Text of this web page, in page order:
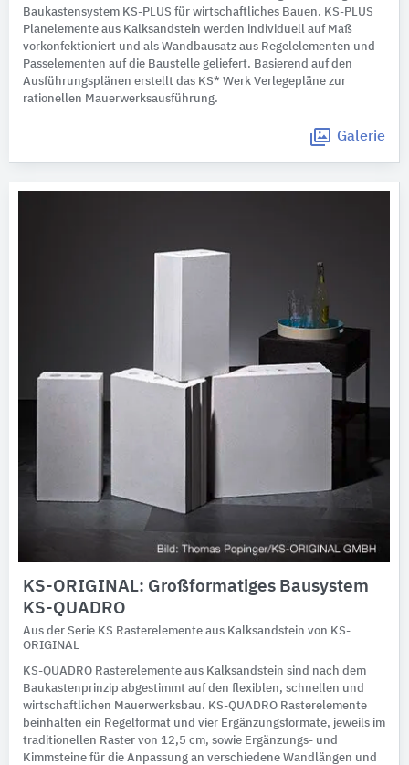
Baukastensystem KS-PLUS für wirtschaftliches Bauen. KS-PLUS
Planelemente aus Kalksandstein werden individuell auf Maß
vorkonfektioniert und als Wandbausatz aus Regelelementen und
Passelementen auf die Baustelle geliefert. Basierend auf den
Ausführungsplänen erstellt das KS* Werk Verlegepläne zur
rationellen Mauerwerksausführung.
Galerie
KS-ORIGINAL: Großformatiges Bausystem
KS-QUADRO
Aus der Serie KS Rasterelemente aus Kalksandstein von KS-
ORIGINAL
KS-QUADRO Rasterelemente aus Kalksandstein sind nach dem
Baukastenprinzip abgestimmt auf den flexiblen, schnellen und
wirtschaftlichen Mauerwerksbau. KS-QUADRO Rasterelemente
beinhalten ein Regelformat und vier Ergänzungsformate, jeweils im
traditionellen Raster von 12,5 cm, sowie Ergänzungs- und
Kimmsteine für die Anpassung an verschiedene Wandlängen und